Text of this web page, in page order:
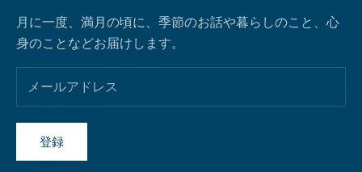
月に一度、満月の頃に、季節のお話や暮らしのこと、心
身のことなどお届けします。
登録